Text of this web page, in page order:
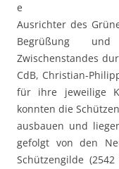
e
Ausrichter des
Begrüßung
Zwischenstandes
CdB, Christian-
für ihre jeweilige
konnten die
ausbauen und
gefolgt von den
Schützengilde